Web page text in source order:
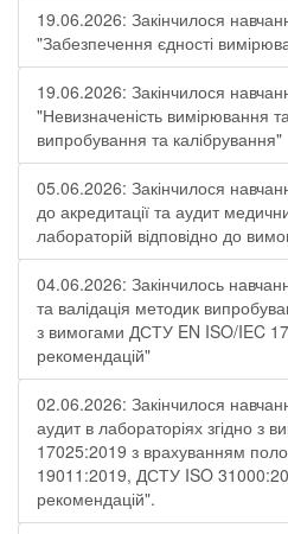
19.06.2026: Закінчилося
"Забезпечення єдності
19.06.2026: Закінчилося
"Невизначеність вимірювання
випробування та калібрування"
05.06.2026: Закінчилося
до акредитації та аудит
лабораторій відповідно до
04.06.2026: Закінчилось
та валідація методик
з вимогами ДСТУ EN ISO/IEC
рекомендацій"
02.06.2026: Закінчилося
аудит в лабораторіях згідно з
17025:2019 з врахуванням
19011:2019, ДСТУ ISO
рекомендацій".